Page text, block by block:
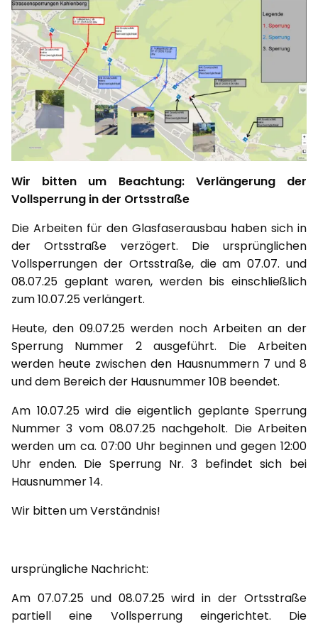
Wir bitten um Beachtung: Verlängerung der
Vollsperrung in der Ortsstraße
Die Arbeiten für den Glasfaserausbau haben sich in
der Ortsstraße verzögert. Die ursprünglichen
Vollsperrungen der Ortsstraße, die am 07.07. und
08.07.25 geplant waren, werden bis einschließlich
zum 10.07.25 verlängert.
Heute, den 09.07.25 werden noch Arbeiten an der
Sperrung Nummer 2 ausgeführt. Die Arbeiten
werden heute zwischen den Hausnummern 7 und 8
und dem Bereich der Hausnummer 10B beendet.
Am 10.07.25 wird die eigentlich geplante Sperrung
Nummer 3 vom 08.07.25 nachgeholt. Die Arbeiten
werden um ca. 07:00 Uhr beginnen und gegen 12:00
Uhr enden. Die Sperrung Nr. 3 befindet sich bei
Hausnummer 14.
Wir bitten um Verständnis!
ursprüngliche Nachricht:
Am 07.07.25 und 08.07.25 wird in der Ortsstraße
partiell eine Vollsperrung eingerichtet. Die